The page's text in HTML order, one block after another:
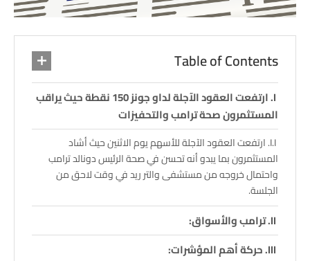
Table of Contents
ارتفعت العقود الآجلة لداو جونز 150 نقطة حيث يراقب
المستثمرون صحة ترامب والتحفيزات
ارتفعت العقود الآجلة للأسهم يوم الاثنين حيث أشاد
المستثمرون بما يبدو أنه تحسن في صحة الرئيس دونالد ترامب
واحتمال خروجه من مستشفى والتر ريد في وقت لاحق من
الجلسة.
ترامب والأسواق:
حركة أهم المؤشرات: